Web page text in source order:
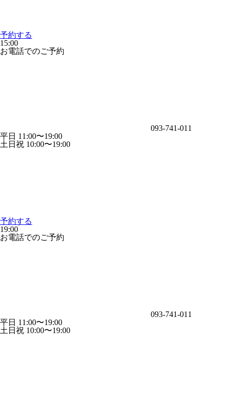
予約する
15:00
お電話でのご予約
093-741-011
平日 11:00〜19:00
土日祝 10:00〜19:00
予約する
19:00
お電話でのご予約
093-741-011
平日 11:00〜19:00
土日祝 10:00〜19:00